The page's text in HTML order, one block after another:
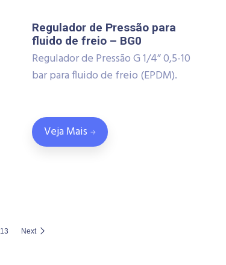
Regulador de Pressão para
fluido de freio – BG0
Regulador de Pressão G 1/4” 0,5-10
bar para fluido de freio (EPDM).
Veja Mais
13 Next